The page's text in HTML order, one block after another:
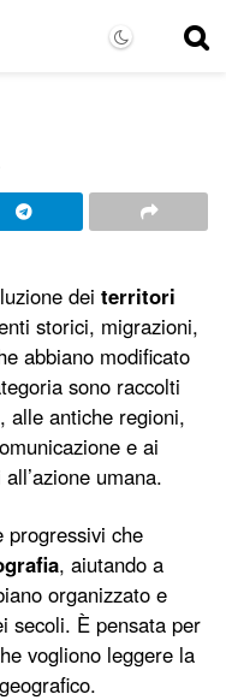
dei territori
storici, migrazioni,
abbiano modificato
sono raccolti
, alle antiche regioni,
e ai
umana.
progressivi che
, aiutando a
organizzato e
secoli. È pensata per
vogliono leggere la